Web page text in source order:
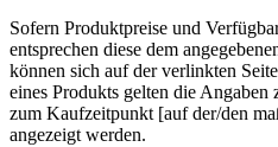
Sofern Produktpreise und
entsprechen diese dem
können sich auf der verlinkten
eines Produkts gelten die
zum Kaufzeitpunkt [auf der/den
angezeigt werden.